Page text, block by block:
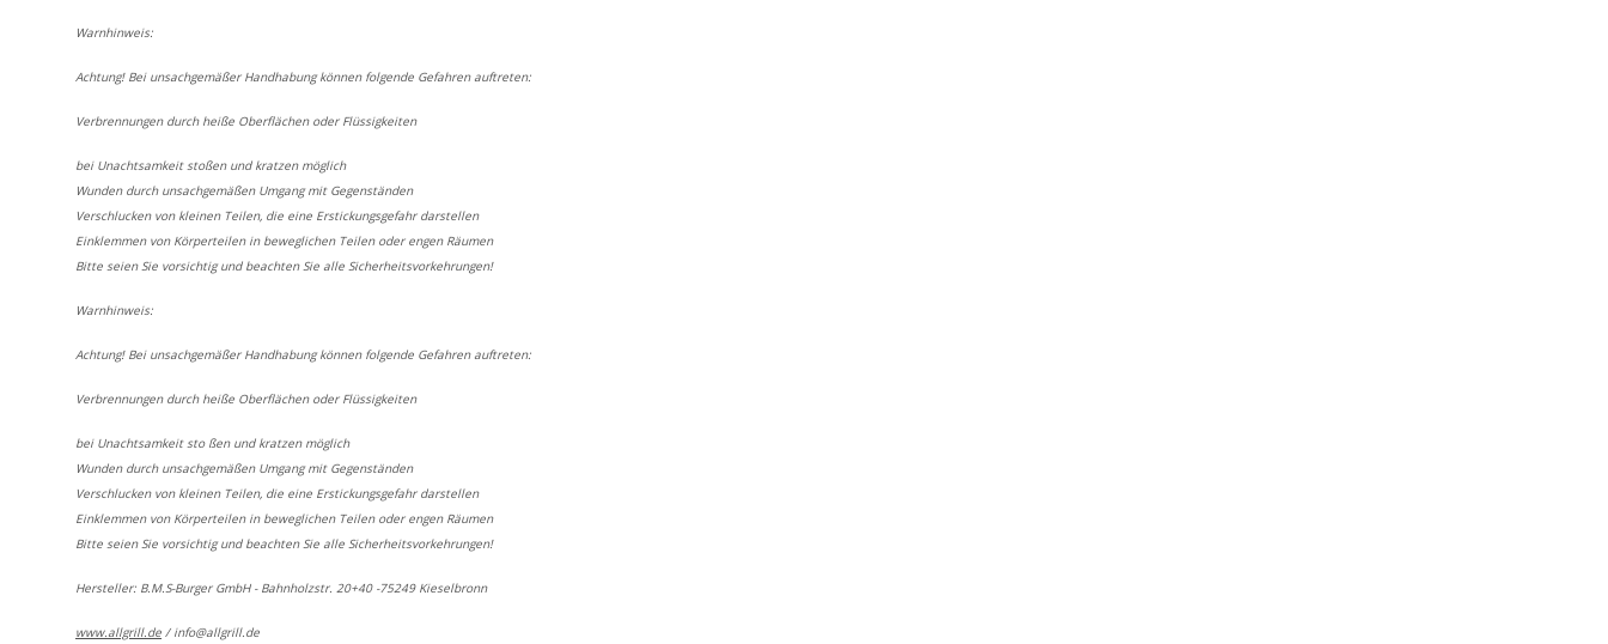
Warnhinweis:
Achtung! Bei unsachgemäßer Handhabung können folgende Gefahren auftreten:
Verbrennungen durch heiße Oberflächen oder Flüssigkeiten
bei Unachtsamkeit stoßen und kratzen möglich
Wunden durch unsachgemäßen Umgang mit Gegenständen
Verschlucken von kleinen Teilen, die eine Erstickungsgefahr darstellen
Einklemmen von Körperteilen in beweglichen Teilen oder engen Räumen
Bitte seien Sie vorsichtig und beachten Sie alle Sicherheitsvorkehrungen!
Warnhinweis:
Achtung! Bei unsachgemäßer Handhabung können folgende Gefahren auftreten:
Verbrennungen durch heiße Oberflächen oder Flüssigkeiten
bei Unachtsamkeit sto ßen und kratzen möglich
Wunden durch unsachgemäßen Umgang mit Gegenständen
Verschlucken von kleinen Teilen, die eine Erstickungsgefahr darstellen
Einklemmen von Körperteilen in beweglichen Teilen oder engen Räumen
Bitte seien Sie vorsichtig und beachten Sie alle Sicherheitsvorkehrungen!
Hersteller: B.M.S-Burger GmbH - Bahnholzstr. 20+40 -75249 Kieselbronn
www.allgrill.de / info@allgrill.de